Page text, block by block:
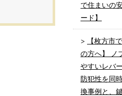
で住まいの
ード】
【枚方市
の方へ】 ノ
やすいレバ
防犯性を同
換事例と、